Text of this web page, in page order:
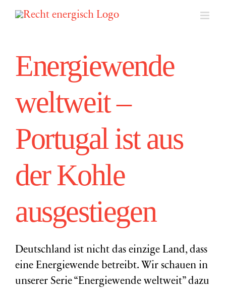
Energiewende
weltweit –
Portugal ist aus
der Kohle
ausgestiegen
Deutschland ist nicht das einzige Land, dass
eine Energiewende betreibt. Wir schauen in
unserer Serie “Energiewende weltweit” dazu